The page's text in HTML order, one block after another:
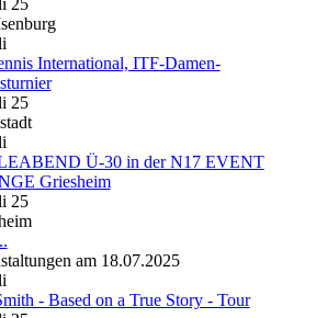
25
International, ITF-Damen-
25
Ü-30 in der N17 EVENT
Griesheim
25
am 18.07.2025
- Based on a True Story - Tour